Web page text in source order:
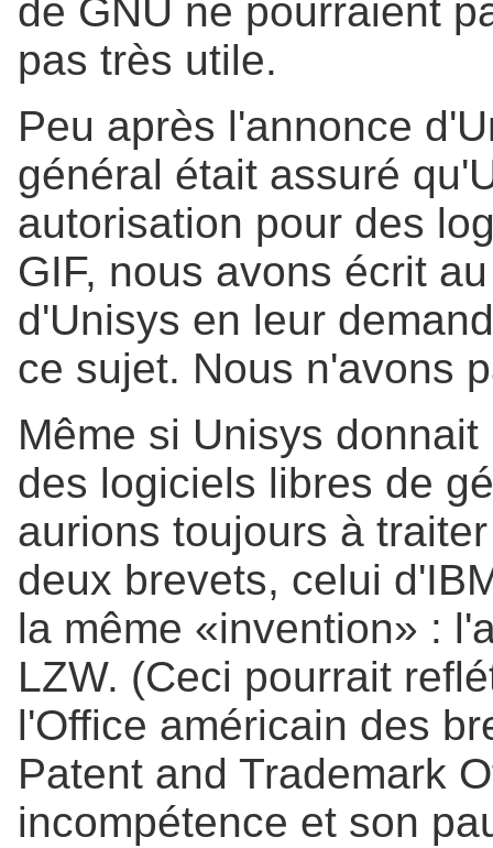
de GNU ne pourraient
pas très utile.
Peu après l'annonce
général était assuré
autorisation pour des
GIF, nous avons écrit
d'Unisys en leur
ce sujet. Nous n'avons
Même si Unisys
des logiciels libres de
aurions toujours à
deux brevets, celui
la même «invention» :
LZW. (Ceci pourrait
l'Office américain des
Patent and Trademark
incompétence et son